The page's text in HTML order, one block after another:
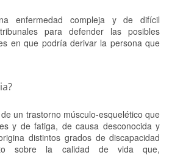
enfermedad compleja y de difícil
para defender las posibles
en que podría derivar la persona que
un trastorno músculo-esquelético que
y de fatiga, de causa desconocida y
distintos grados de discapacidad
sobre la calidad de vida que,